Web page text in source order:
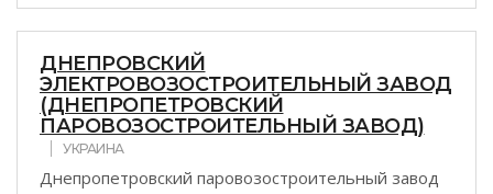
ДНЕПРОВСКИЙ
ЭЛЕКТРОВОЗОСТРОИТЕЛЬНЫЙ ЗАВОД
(ДНЕПРОПЕТРОВСКИЙ
ПАРОВОЗОСТРОИТЕЛЬНЫЙ ЗАВОД)
УКРАИНА
Днепропетровский паровозостроительный завод